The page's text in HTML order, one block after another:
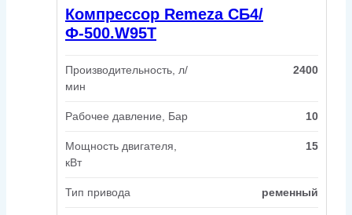
Компрессор Remeza СБ4/
Ф-500.W95Т
Производительность, л/
мин
2400
Рабочее давление, Бар 10
Мощность двигателя,
кВт
15
Тип привода ременный